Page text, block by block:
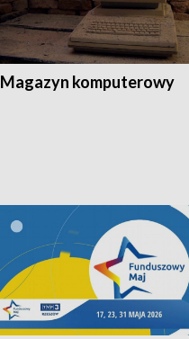
Magazyn komputerowy